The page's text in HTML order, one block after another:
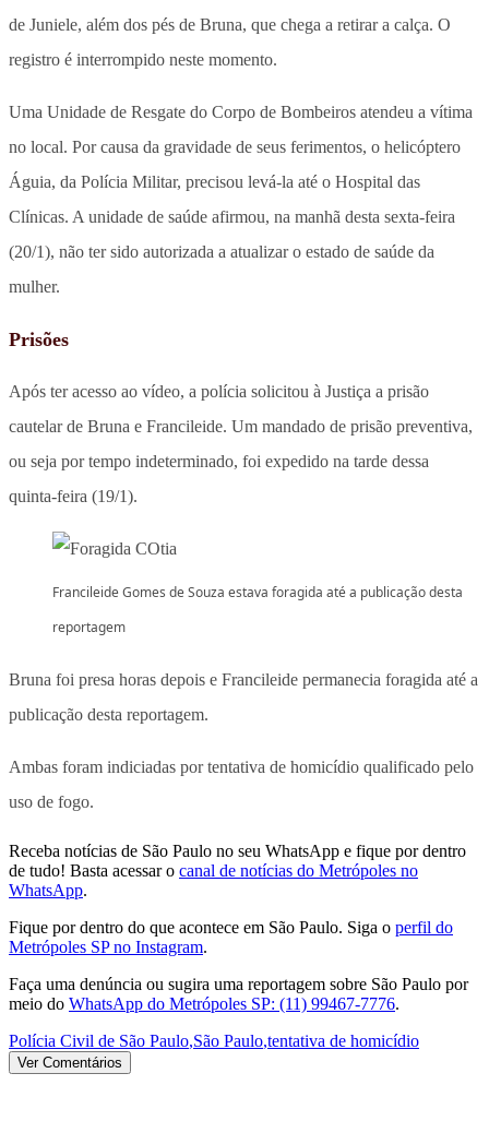
de Juniele, além dos pés de Bruna, que chega a retirar a calça. O
registro é interrompido neste momento.
Uma Unidade de Resgate do Corpo de Bombeiros atendeu a vítima
no local. Por causa da gravidade de seus ferimentos, o helicóptero
Águia, da Polícia Militar, precisou levá-la até o Hospital das
Clínicas. A unidade de saúde afirmou, na manhã desta sexta-feira
(20/1), não ter sido autorizada a atualizar o estado de saúde da
mulher.
Prisões
Após ter acesso ao vídeo, a polícia solicitou à Justiça a prisão
cautelar de Bruna e Francileide. Um mandado de prisão preventiva,
ou seja por tempo indeterminado, foi expedido na tarde dessa
quinta-feira (19/1).
Francileide Gomes de Souza estava foragida até a publicação desta
reportagem
Bruna foi presa horas depois e Francileide permanecia foragida até a
publicação desta reportagem.
Ambas foram indiciadas por tentativa de homicídio qualificado pelo
uso de fogo.
Receba notícias de São Paulo no seu WhatsApp e fique por dentro
de tudo! Basta acessar o canal de notícias do Metrópoles no
WhatsApp.
Fique por dentro do que acontece em São Paulo. Siga o perfil do
Metrópoles SP no Instagram.
Faça uma denúncia ou sugira uma reportagem sobre São Paulo por
meio do WhatsApp do Metrópoles SP: (11) 99467-7776.
Polícia Civil de São Paulo,São Paulo,tentativa de homicídio
Ver Comentários